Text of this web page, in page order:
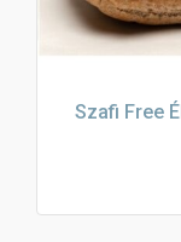
Szafi Free